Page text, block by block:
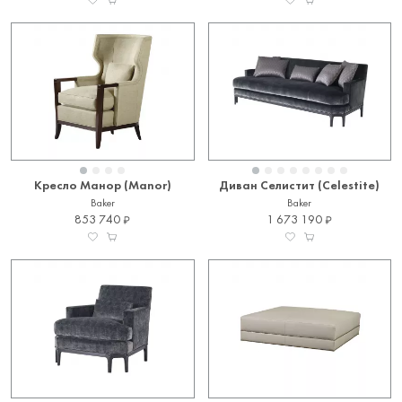
Софилд (Bill Sofield) и другие выдающиеся личности.
Baker несёт вечные ценности и при этом остаётся
воплощением сдержанной интеллектуальной роскоши,
неудивительно, что эту марку обожают голливудские звёзды.
Дважды в новейшей истории ей выпала честь оформлять
«зелёную комнату» (Green Room) для церемонии вручения
премии «Оскар» — в 2011 и 2013 гг. В 2015 мебелью
фабрики обставили Парадную столовую Белого дома —
официальной резиденции президента США. Кроме того, три
КОЛЛЕКЦИЯ МЕБЕЛИ BAKER ORIGINALS
Собственная линия корпусной и мягкой мебели Baker Originals
бала создана для клиентов, желающих изменить параметры
мебели. Современная коллекция выполнена в стиле mid-
Кресло Манор (Manor)
Baker
853 740
Диван Селистит (Celestite)
Baker
1 673 190